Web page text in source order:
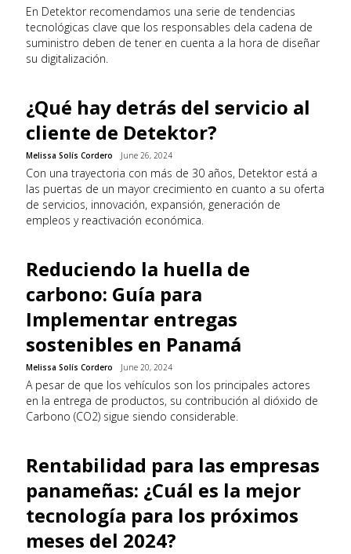
En Detektor recomendamos una serie de tendencias
tecnológicas clave que los responsables dela cadena de
suministro deben de tener en cuenta a la hora de diseñar
su digitalización.
¿Qué hay detrás del servicio al
cliente de Detektor?
Melissa Solís Cordero June 26, 2024
Con una trayectoria con más de 30 años, Detektor está a
las puertas de un mayor crecimiento en cuanto a su oferta
de servicios, innovación, expansión, generación de
empleos y reactivación económica.
Reduciendo la huella de
carbono: Guía para
Implementar entregas
sostenibles en Panamá
Melissa Solís Cordero June 20, 2024
A pesar de que los vehículos son los principales actores
en la entrega de productos, su contribución al dióxido de
Carbono (CO2) sigue siendo considerable.
Rentabilidad para las empresas
panameñas: ¿Cuál es la mejor
tecnología para los próximos
meses del 2024?